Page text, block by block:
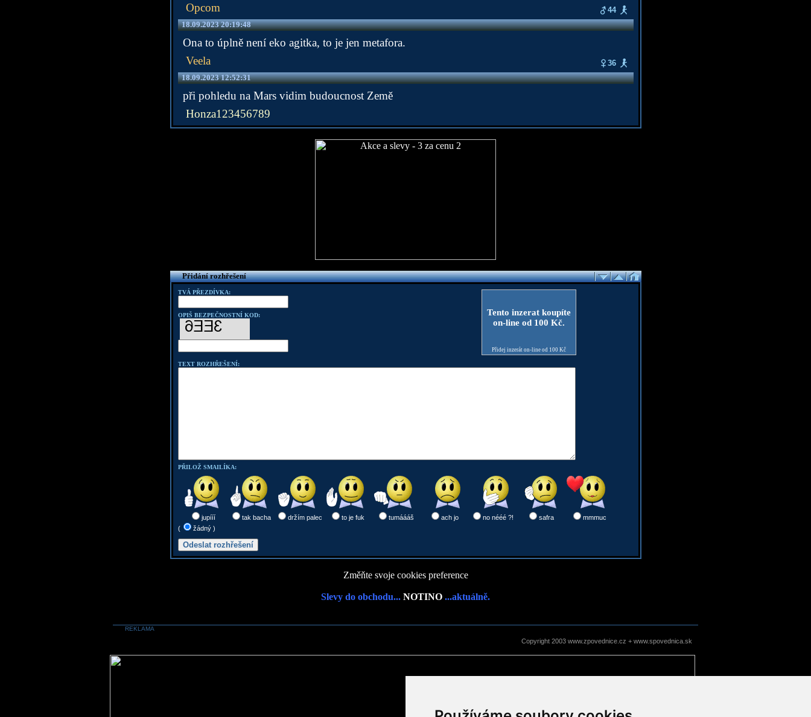
Opcom
44
18.09.2023 20:19:48
Ona to úplně není eko agitka, to je jen metafora.
Veela
36
18.09.2023 12:52:31
při pohledu na Mars vidim budoucnost Země
Honza123456789
Přidání rozhřešení
TVÁ PŘEZDÍVKA:
OPIŠ BEZPEČNOSTNÍ KOD:
Tento inzerat koupíte
on-line od 100 Kč.
Přidej inzerát on-line od 100 Kč
TEXT ROZHŘEŠENÍ:
PŘILOŽ SMAILÍKA:
jupííí tak bacha držím palec to je fuk tumáááš ach jo no nééé ?! safra
mmmuc
(
žádný )
Změňte svoje cookies preference
Slevy do obchodu... NOTINO ...aktuálně.
REKLAMA
Copyright 2003 www.zpovednice.cz + www.spovednica.sk